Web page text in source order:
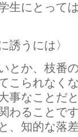
生にとって
誘うには〉
とか、枝番
こられなく
事なことだ
わることで
、知的な落